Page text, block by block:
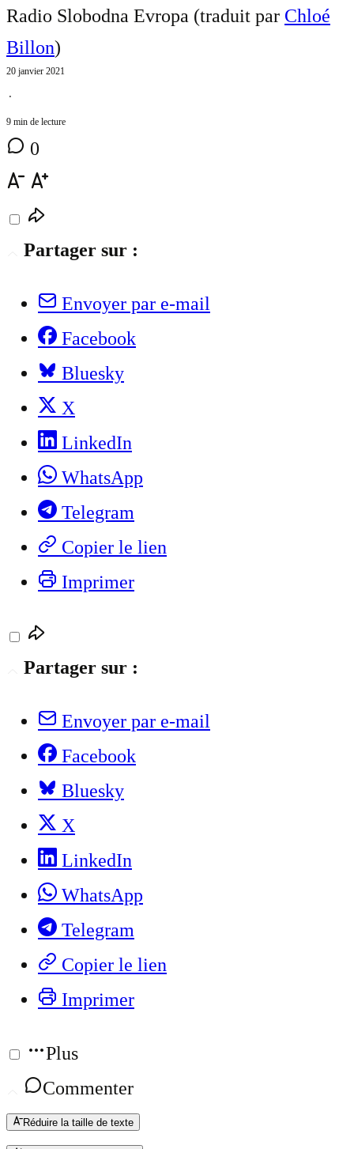
Radio Slobodna Evropa (traduit par Chloé
Billon)
20 janvier 2021
⋅
9 min de lecture
0
Partager sur :
Envoyer par e-mail
Facebook
Bluesky
X
LinkedIn
WhatsApp
Telegram
Copier le lien
Imprimer
Partager sur :
Envoyer par e-mail
Facebook
Bluesky
X
LinkedIn
WhatsApp
Telegram
Copier le lien
Imprimer
Plus
Commenter
Réduire la taille de texte